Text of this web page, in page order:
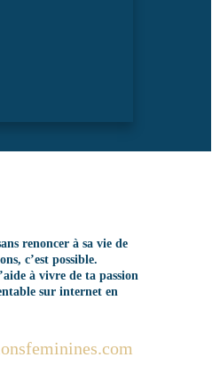
renoncer à sa vie de
c’est possible.
à vivre de ta passion
sur internet en